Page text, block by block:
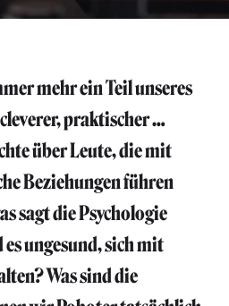
mehr ein Teil unseres
praktischer …
über Leute, die mit
Beziehungen führen
sagt die Psychologie
ungesund, sich mit
Was sind die